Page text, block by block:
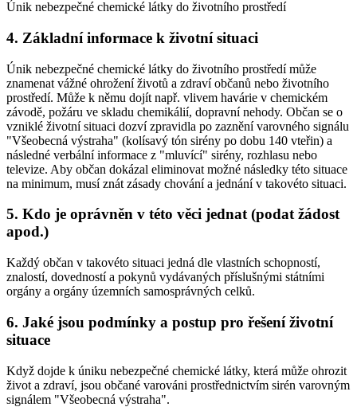
Únik nebezpečné chemické látky do životního prostředí
4. Základní informace k životní situaci
Únik nebezpečné chemické látky do životního prostředí může
znamenat vážné ohrožení životů a zdraví občanů nebo životního
prostředí. Může k němu dojít např. vlivem havárie v chemickém
závodě, požáru ve skladu chemikálií, dopravní nehody. Občan se o
vzniklé životní situaci dozví zpravidla po zaznění varovného signálu
"Všeobecná výstraha" (kolísavý tón sirény po dobu 140 vteřin) a
následné verbální informace z "mluvící" sirény, rozhlasu nebo
televize. Aby občan dokázal eliminovat možné následky této situace
na minimum, musí znát zásady chování a jednání v takovéto situaci.
5. Kdo je oprávněn v této věci jednat (podat žádost
apod.)
Každý občan v takovéto situaci jedná dle vlastních schopností,
znalostí, dovedností a pokynů vydávaných příslušnými státními
orgány a orgány územních samosprávných celků.
6. Jaké jsou podmínky a postup pro řešení životní
situace
Když dojde k úniku nebezpečné chemické látky, která může ohrozit
život a zdraví, jsou občané varováni prostřednictvím sirén varovným
signálem "Všeobecná výstraha".